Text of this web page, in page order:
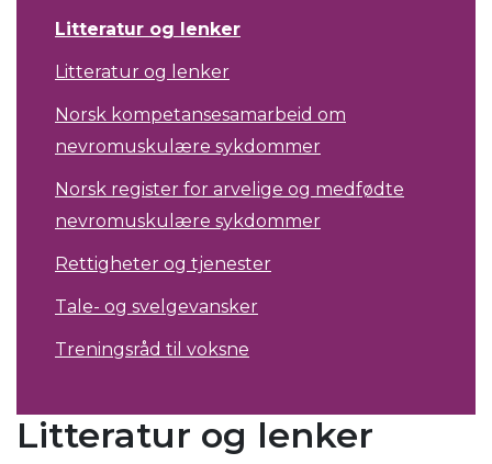
Litteratur og lenker
Litteratur og lenker
Norsk kompetansesamarbeid om
nevromuskulære sykdommer
Norsk register for arvelige og medfødte
nevromuskulære sykdommer
Rettigheter og tjenester
Tale- og svelgevansker
Treningsråd til voksne
Litteratur og lenker